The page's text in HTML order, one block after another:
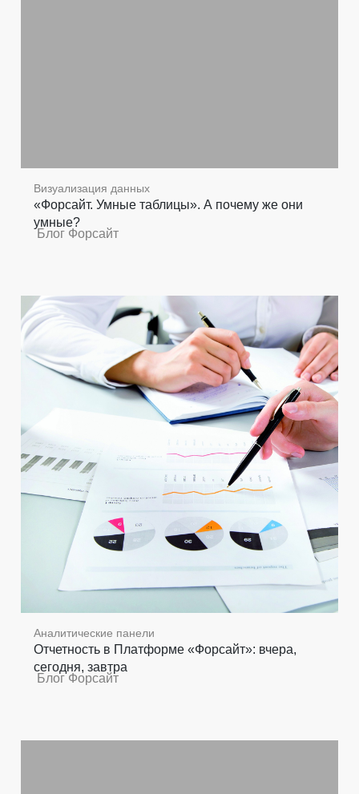
Визуализация данных
«Форсайт. Умные таблицы». А почему же они
умные?
Блог Форсайт
Аналитические панели
Отчетность в Платформе «Форсайт»: вчера,
сегодня, завтра
Блог Форсайт